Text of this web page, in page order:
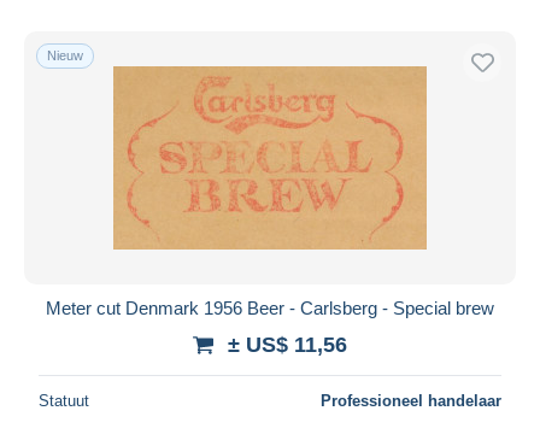
Nieuw
Meter cut Denmark 1956 Beer - Carlsberg - Special brew
± US$ 11,56
Statuut Professioneel handelaar